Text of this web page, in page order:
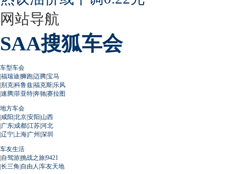
网站导航
SAA搜狐车会
车型车会
|福瑞迪|狮跑|迈腾|宝马
|别克|科鲁兹|福克斯|乐风
|速腾|菲亚特|奔驰|赛拉图
地方车会
|咸阳|北京|安阳|山西
|广东|成都|江苏|河北
|辽宁| 上海|广州 |深圳
车友生活
|自驾游|挑战之旅|9421
|长三角 |自由人 |车友天地